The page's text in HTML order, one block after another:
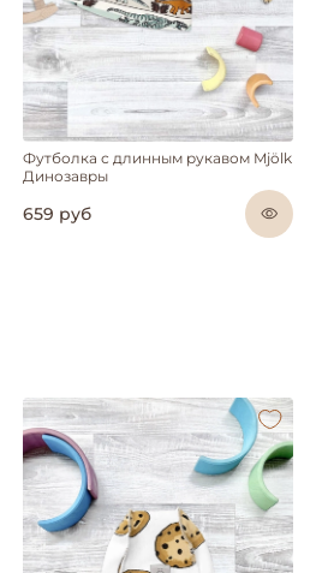
Футболка с длинным рукавом Mjölk
Динозавры
659 руб